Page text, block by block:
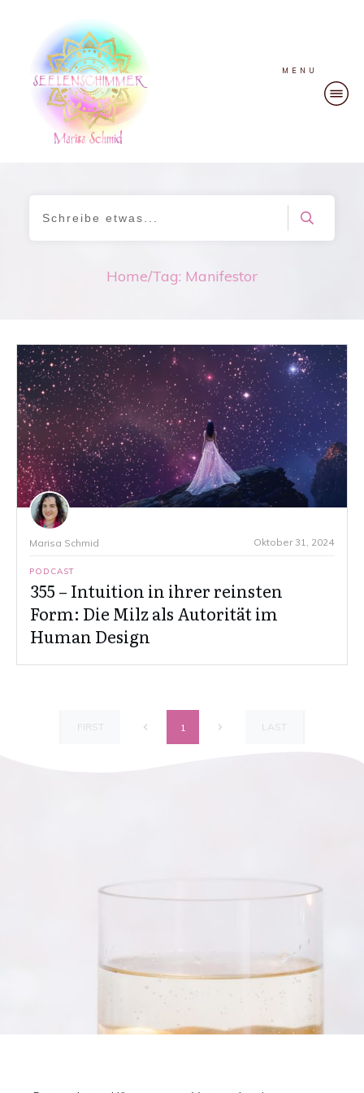
MENU
Home/Tag: Manifestor
Marisa Schmid Oktober 31, 2024
PODCAST
355 – Intuition in ihrer reinsten
Form: Die Milz als Autorität im
Human Design
FIRST 1 LAST